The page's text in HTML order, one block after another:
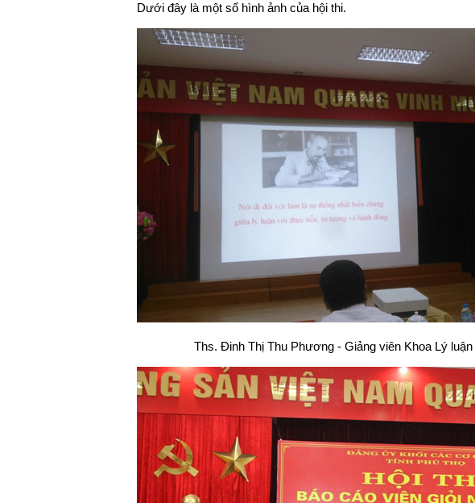
Dưới đây là một số hình ảnh của hội thi.
Ths. Đinh Thị Thu Phương - Giảng viên Khoa Lý